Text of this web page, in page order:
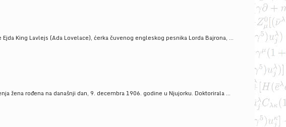
King Lavlejs (Ada Lovelace), ćerka čuvenog engleskog pesnika Lorda Bajrona, ...
žena rođena na današnji dan, 9. decembra 1906. godine u Njujorku. Doktorirala ...